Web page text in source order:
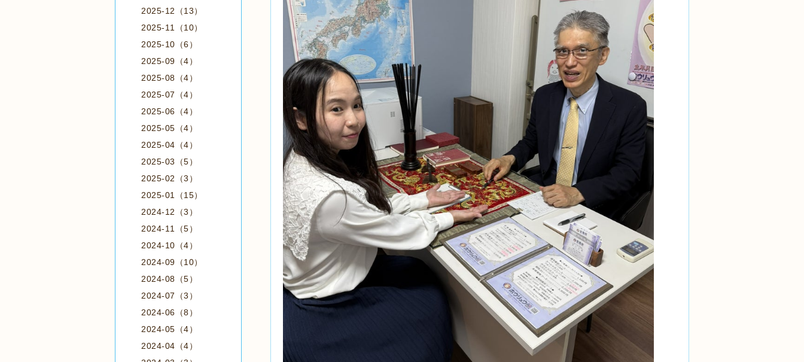
2025-12（13）
2025-11（10）
2025-10（6）
2025-09（4）
2025-08（4）
2025-07（4）
2025-06（4）
2025-05（4）
2025-04（4）
2025-03（5）
2025-02（3）
2025-01（15）
2024-12（3）
2024-11（5）
2024-10（4）
2024-09（10）
2024-08（5）
2024-07（3）
2024-06（8）
2024-05（4）
2024-04（4）